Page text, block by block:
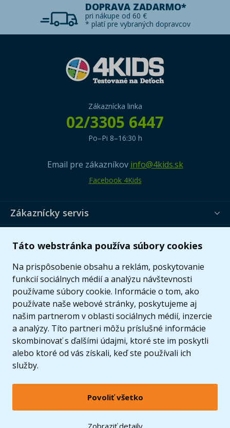
Táto webstránka používa súbory cookies
Na prispôsobenie obsahu a reklám, poskytovanie
funkcií sociálnych médií a analýzu návštevnosti
používame súbory cookie. Informácie o tom, ako
používate naše webové stránky, poskytujeme aj
našim partnerom v oblasti sociálnych médií, inzercie
a analýzy. Títo partneri môžu príslušné informácie
skombinovať s ďalšími údajmi, ktoré ste im poskytli
alebo ktoré od vás získali, keď ste používali ich
služby.
Povoliť všetko
Zobraziť detaily
DOPRAVA ZADARMO*
pri nákupe od 60 €
* platí pre vybraných dopravcov
Zákaznícka linka
02/3305 6447
Po–Pi 8–16:30 h
Email pre zákazníkov info@4kids.sk
Facebook 4Kids
Zákaznícky servis
© 2005 - 2026 Copyright 4kids.sk
LEGO, logo LEGO a minifigúrka sú ochrannými známkami spoločnosti LEGO Group. ©